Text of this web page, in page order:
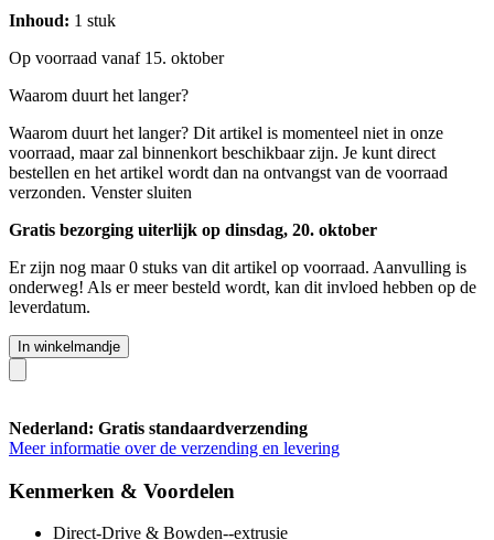
Inhoud: 1 stuk
Op voorraad vanaf 15. oktober
Waarom duurt het langer?
Waarom duurt het langer? Dit artikel is momenteel niet in onze
voorraad, maar zal binnenkort beschikbaar zijn. Je kunt direct
bestellen en het artikel wordt dan na ontvangst van de voorraad
verzonden. Venster sluiten
Gratis bezorging uiterlijk op dinsdag, 20. oktober
Er zijn nog maar 0 stuks van dit artikel op voorraad. Aanvulling is
onderweg! Als er meer besteld wordt, kan dit invloed hebben op de
leverdatum.
In winkelmandje
Nederland: Gratis standaardverzending
Meer informatie over de verzending en levering
Kenmerken & Voordelen
Direct-Drive & Bowden--extrusie